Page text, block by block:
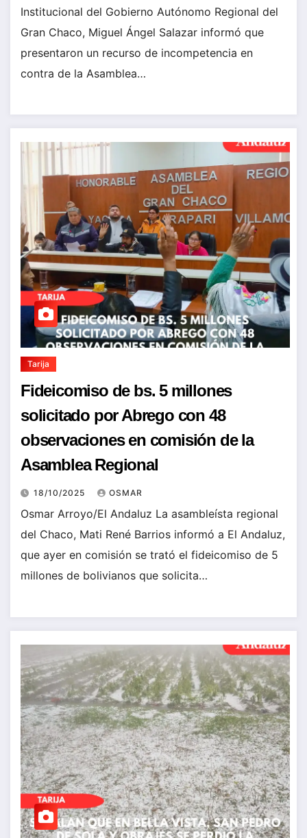
Institucional del Gobierno Autónomo Regional del
Gran Chaco, Miguel Ángel Salazar informó que
presentaron un recurso de incompetencia en
contra de la Asamblea…
Tarija
Fideicomiso de bs. 5 millones
solicitado por Abrego con 48
observaciones en comisión de la
Asamblea Regional
18/10/2025 OSMAR
Osmar Arroyo/El Andaluz La asambleísta regional
del Chaco, Mati René Barrios informó a El Andaluz,
que ayer en comisión se trató el fideicomiso de 5
millones de bolivianos que solicita…